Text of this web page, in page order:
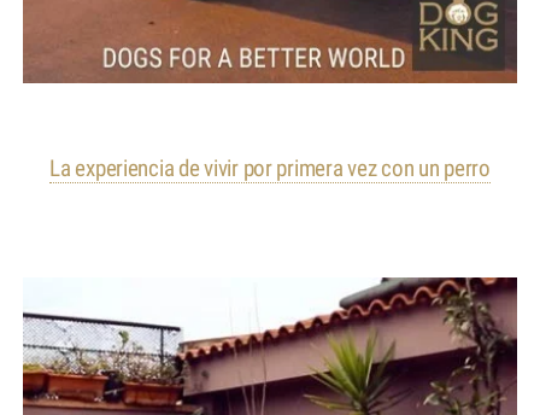
La experiencia de vivir por primera vez con un perro